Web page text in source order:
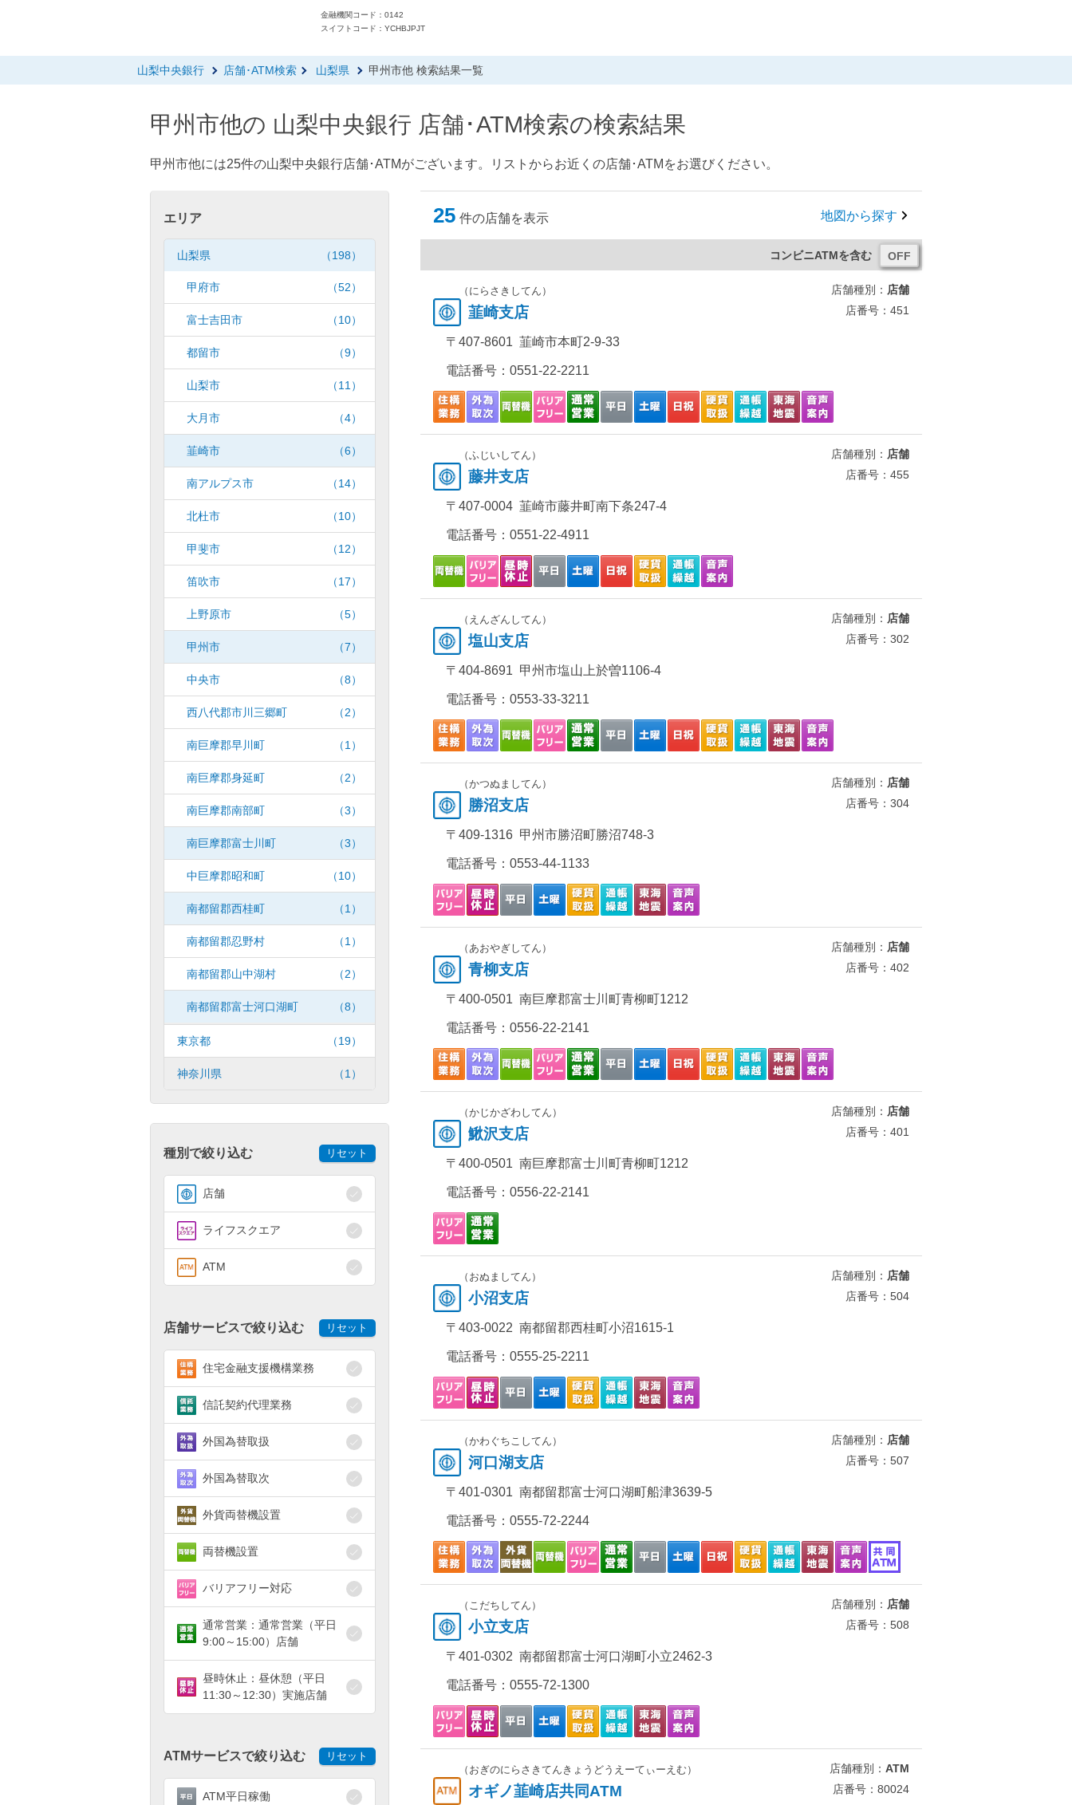
金融機関コード：0142
スイフトコード：YCHBJPJT
山梨中央銀行 店舗･ATM検索 山梨県 甲州市他 検索結果一覧
甲州市他の 山梨中央銀行 店舗･ATM検索の検索結果
甲州市他には25件の山梨中央銀行店舗･ATMがございます。リストからお近くの店舗･ATMをお選びください。
エリア
山梨県 （198）
甲府市 （52）
富士吉田市 （10）
都留市 （9）
山梨市 （11）
大月市 （4）
韮崎市 （6）
南アルプス市 （14）
北杜市 （10）
甲斐市 （12）
笛吹市 （17）
上野原市 （5）
甲州市 （7）
中央市 （8）
西八代郡市川三郷町 （2）
南巨摩郡早川町 （1）
南巨摩郡身延町 （2）
南巨摩郡南部町 （3）
南巨摩郡富士川町 （3）
中巨摩郡昭和町 （10）
南都留郡西桂町 （1）
南都留郡忍野村 （1）
南都留郡山中湖村 （2）
南都留郡富士河口湖町 （8）
東京都 （19）
神奈川県 （1）
種別で絞り込む リセット
店舗
ライフスクエア
ATM
店舗サービスで絞り込む リセット
住宅金融支援機構業務
信託契約代理業務
外国為替取扱
外国為替取次
外貨両替機設置
両替機設置
バリアフリー対応
通常営業：通常営業（平日
9:00～15:00）店舗
昼時休止：昼休憩（平日
11:30～12:30）実施店舗
ATMサービスで絞り込む リセット
ATM平日稼働
25 件の店舗を表示 地図から探す
コンビニATMを含む
（にらさきしてん）
韮崎支店
店舗種別： 店舗
店番号：451
〒407-8601 韮崎市本町2-9-33
電話番号： 0551-22-2211
（ふじいしてん）
藤井支店
店舗種別： 店舗
店番号：455
〒407-0004 韮崎市藤井町南下条247-4
電話番号： 0551-22-4911
（えんざんしてん）
塩山支店
店舗種別： 店舗
店番号：302
〒404-8691 甲州市塩山上於曽1106-4
電話番号： 0553-33-3211
（かつぬましてん）
勝沼支店
店舗種別： 店舗
店番号：304
〒409-1316 甲州市勝沼町勝沼748-3
電話番号： 0553-44-1133
（あおやぎしてん）
青柳支店
店舗種別： 店舗
店番号：402
〒400-0501 南巨摩郡富士川町青柳町1212
電話番号： 0556-22-2141
（かじかざわしてん）
鰍沢支店
店舗種別： 店舗
店番号：401
〒400-0501 南巨摩郡富士川町青柳町1212
電話番号： 0556-22-2141
（おぬましてん）
小沼支店
店舗種別： 店舗
店番号：504
〒403-0022 南都留郡西桂町小沼1615-1
電話番号： 0555-25-2211
（かわぐちこしてん）
河口湖支店
店舗種別： 店舗
店番号：507
〒401-0301 南都留郡富士河口湖町船津3639-5
電話番号： 0555-72-2244
（こだちしてん）
小立支店
店舗種別： 店舗
店番号：508
〒401-0302 南都留郡富士河口湖町小立2462-3
電話番号： 0555-72-1300
（おぎのにらさきてんきょうどうえーてぃーえむ）
オギノ韮崎店共同ATM
店舗種別： ATM
店番号：80024